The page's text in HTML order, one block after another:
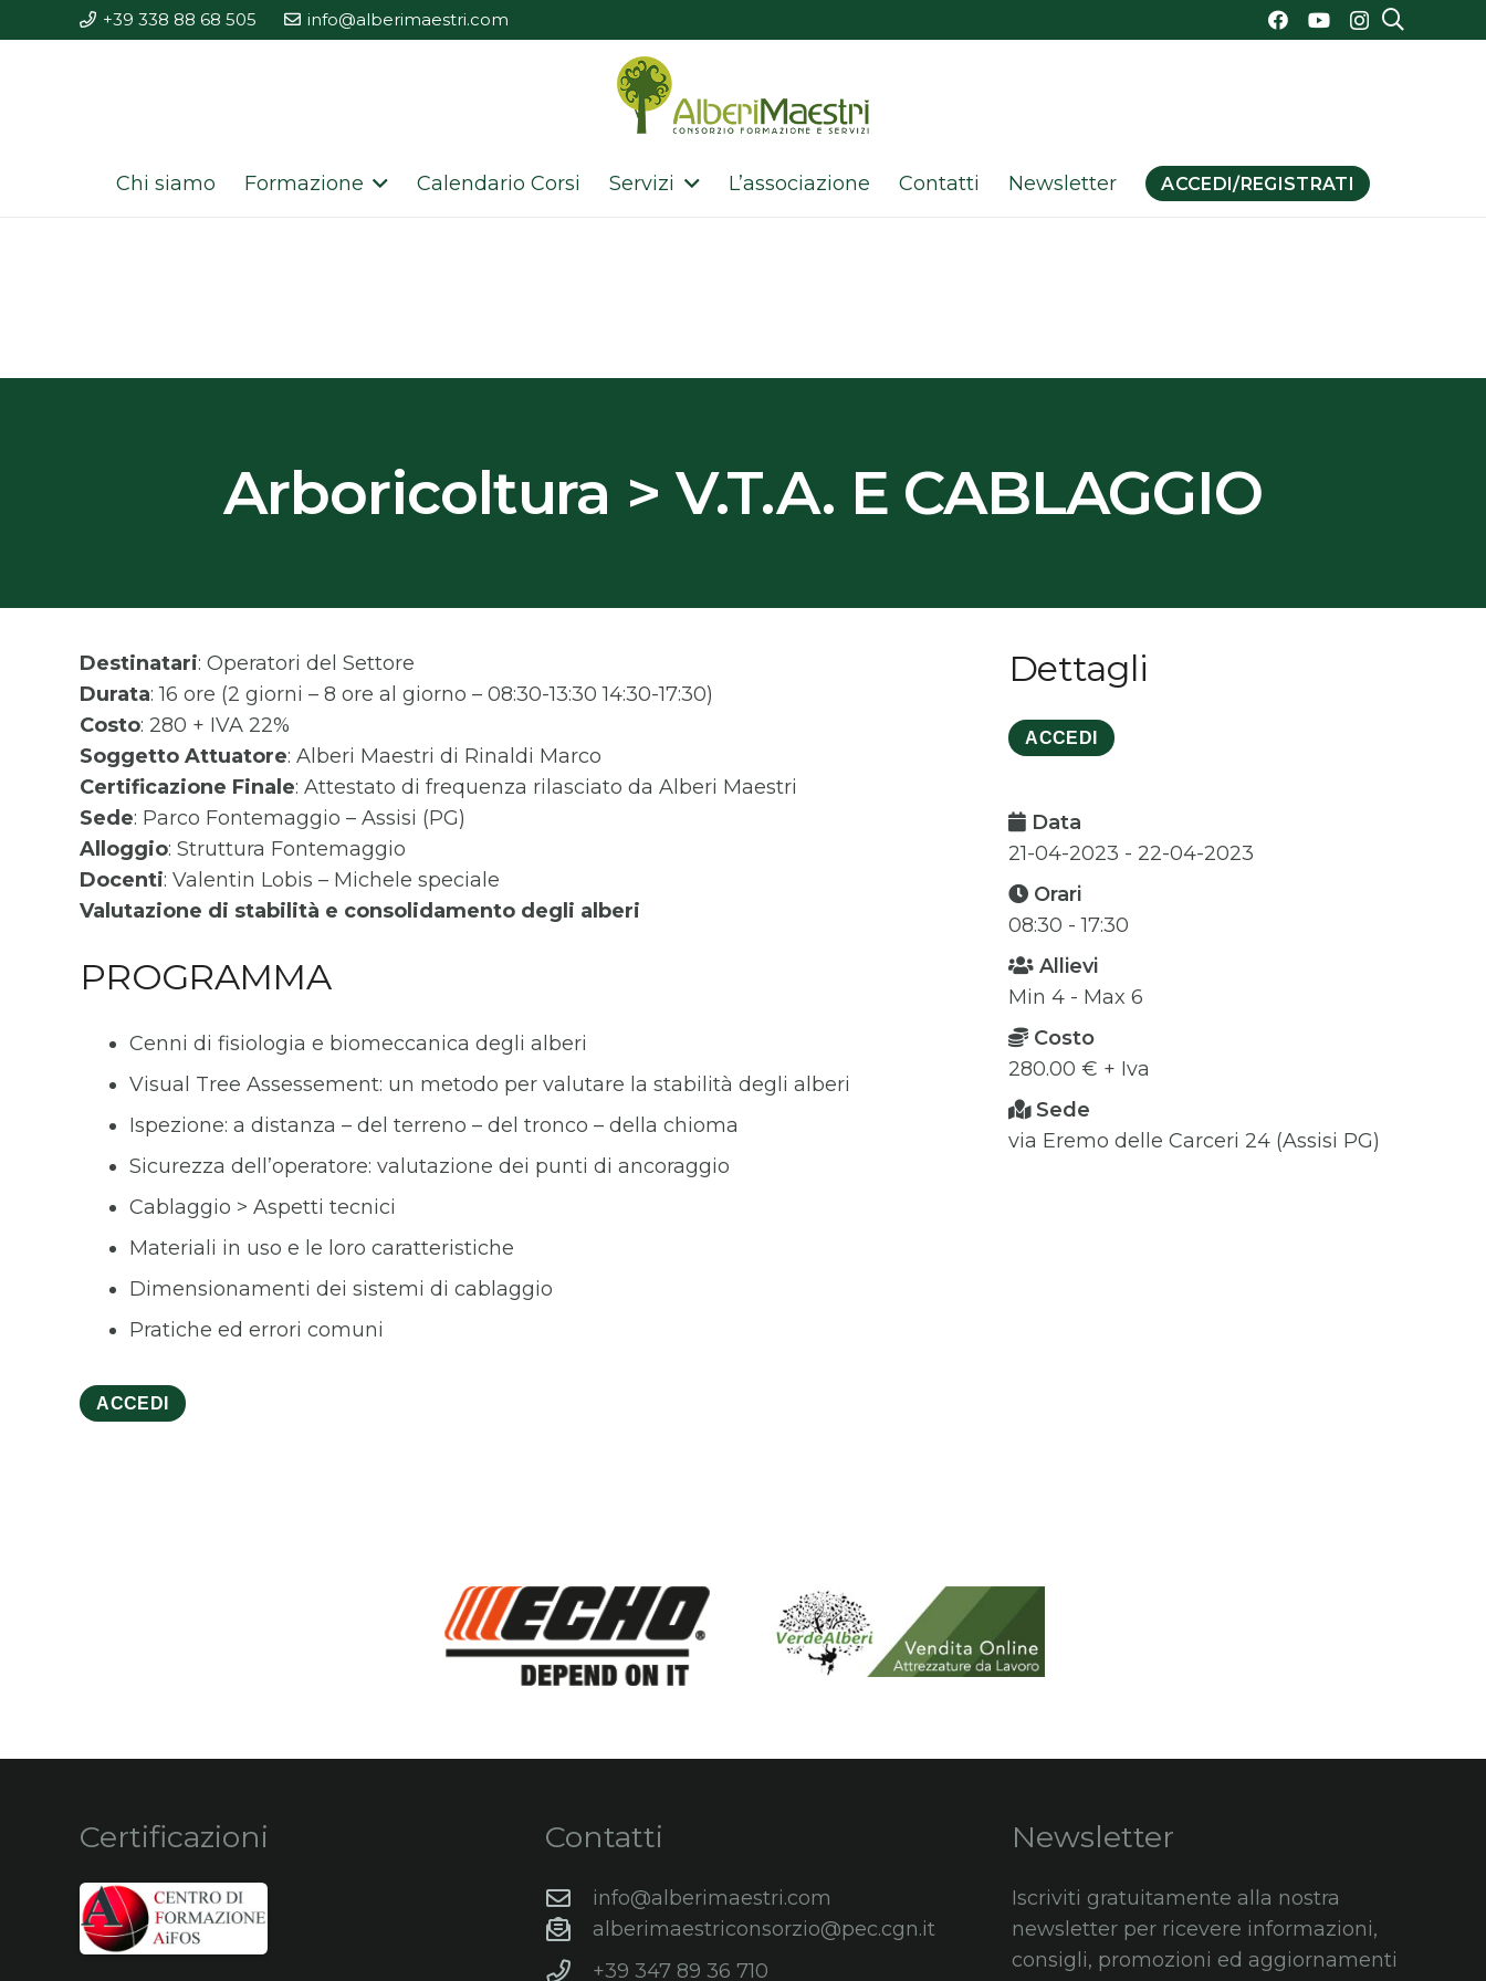
+39 338 88 68 505 info@alberimaestri.com
Chi siamo Formazione Calendario Corsi Servizi L’associazione Contatti Newsletter ACCEDI/REGISTRATI
Arboricoltura > V.T.A. E CABLAGGIO
Destinatari: Operatori del Settore
Durata: 16 ore (2 giorni – 8 ore al giorno – 08:30-13:30 14:30-17:30)
Costo: 280 + IVA 22%
Soggetto Attuatore: Alberi Maestri di Rinaldi Marco
Certificazione Finale: Attestato di frequenza rilasciato da Alberi Maestri
Sede: Parco Fontemaggio – Assisi (PG)
Alloggio: Struttura Fontemaggio
Docenti: Valentin Lobis – Michele speciale
Valutazione di stabilità e consolidamento degli alberi
PROGRAMMA
Cenni di fisiologia e biomeccanica degli alberi
Visual Tree Assessement: un metodo per valutare la stabilità degli alberi
Ispezione: a distanza – del terreno – del tronco – della chioma
Sicurezza dell’operatore: valutazione dei punti di ancoraggio
Cablaggio > Aspetti tecnici
Materiali in uso e le loro caratteristiche
Dimensionamenti dei sistemi di cablaggio
Pratiche ed errori comuni
ACCEDI
Dettagli
ACCEDI
Data
21-04-2023 - 22-04-2023
Orari
08:30 - 17:30
Allievi
Min 4 - Max 6
Costo
280.00 € + Iva
Sede
via Eremo delle Carceri 24 (Assisi PG)
Certificazioni Contatti
info@alberimaestri.com
alberimaestriconsorzio@pec.cgn.it
+39 347 89 36 710
Newsletter
Iscriviti gratuitamente alla nostra
newsletter per ricevere informazioni,
consigli, promozioni ed aggiornamenti